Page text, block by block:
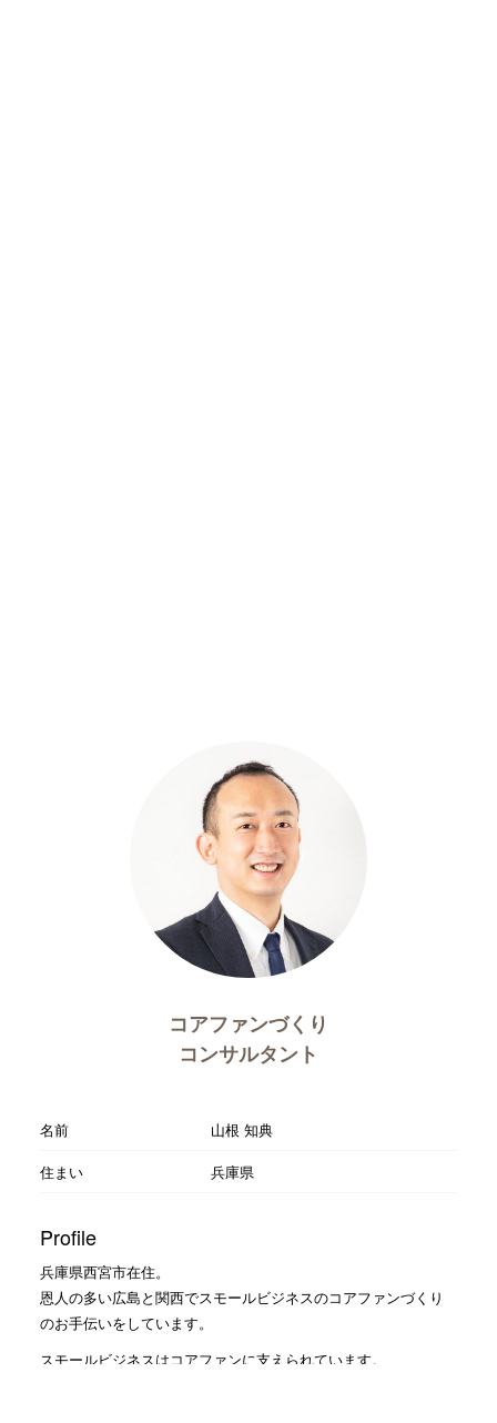
コアファンづくり
コンサルタント
名前
山根 知典
住まい
兵庫県
Profile
兵庫県西宮市在住。
恩人の多い広島と関西でスモールビジネスのコアファンづくり
のお手伝いをしています。
スモールビジネスはコアファンに支えられています。